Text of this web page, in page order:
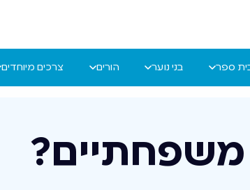
ספר בני נוער הורים צרכים מיוחדים